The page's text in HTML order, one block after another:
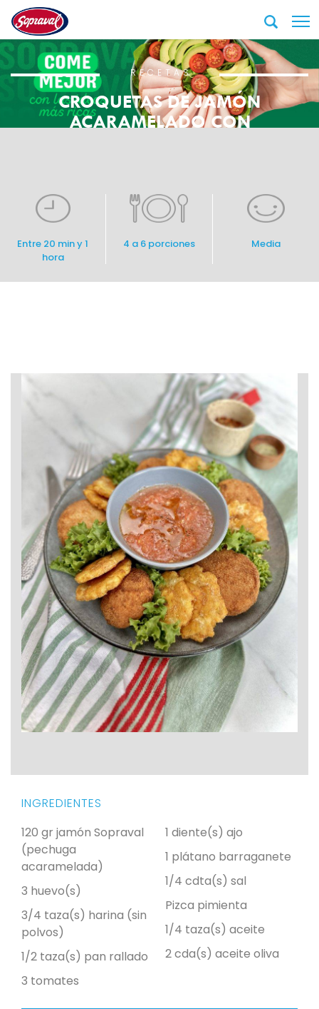
RECETAS
CROQUETAS DE JAMÓN
ACARAMELADO CON
Entre 20 min y 1
hora
4 a 6 porciones Media
INGREDIENTES
120 gr jamón Sopraval
(pechuga
acaramelada)
3 huevo(s)
3/4 taza(s) harina (sin
polvos)
1/2 taza(s) pan rallado
3 tomates
1 diente(s) ajo
1 plátano barraganete
1/4 cdta(s) sal
Pizca pimienta
1/4 taza(s) aceite
2 cda(s) aceite oliva